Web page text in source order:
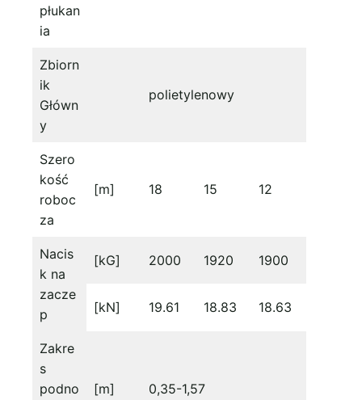
płukan
ia
Zbiorn
ik
Główn
y
polietylenowy
Szero
kość
roboc
za
[m] 18 15 12
Nacis
k na
zacze
p
[kG] 2000 1920 1900
[kN] 19.61 18.83 18.63
Zakre
s
podno
[m] 0,35-1,57